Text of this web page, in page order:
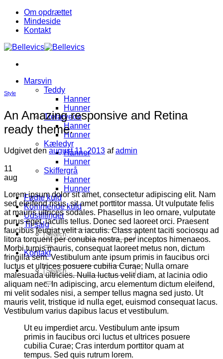
Fortsæt
indhold
Om opdrættet
Mindeside
Kontakt
Marsvin
Teddy
Hanner
Hunner
Trefarvede
Hanner
Hunner
Kæledyr
Hanner
Hunner
Skiffergrå
Hanner
Hunner
Fødte kuld
Kommende kuld
Udstillinger
Til salg
Search
for:
Kontakt
Search
for:
Style
An Amazing responsive and Retina
ready theme.
Udgivet den august 11, 2013 afadmin
11
aug
Lorem ipsum dolor sit amet, consectetur adipiscing elit. Nam
sed eleifend risus, sit amet porttitor massa. Ut vulputate felis
at mauris ultrices sodales. Phasellus in leo ornare, vulputate
purus eget, iaculis tellus. Donec sed laoreet orci. Praesent
faucibus feugiat velit a iaculis. Class aptent taciti sociosqu ad
litora torquent per conubia nostra, per inceptos himenaeos.
Morbi turpis mauris, consequat laoreet metus non, dictum
fringilla sem. Vestibulum ante ipsum primis in faucibus orci
luctus et ultrices posuere cubilia Curae; Nulla ornare
malesuada ultricies. Nulla luctus velit diam, at lacinia odio
aliquam nec. In adipiscing, arcu elementum dictum eleifend,
mi velit sodales nisi, a semper tellus magna sed justo. Ut
mauris velit, tristique id nulla eget, euismod consequat lacus.
Vestibulum varius dapibus lacus et vestibulum.
Ut eu imperdiet arcu. Vestibulum ante ipsum
primis in faucibus orci luctus et ultrices posuere
cubilia Curae; Cras interdum porttitor quam at
tempus. Sed quis rutrum lorem.